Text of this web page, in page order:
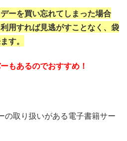
ーを買い忘れてしまった場合
用すれば見逃がすことなく、袋
す。
もあるのでおすすめ！
の取り扱いがある電子書籍サー